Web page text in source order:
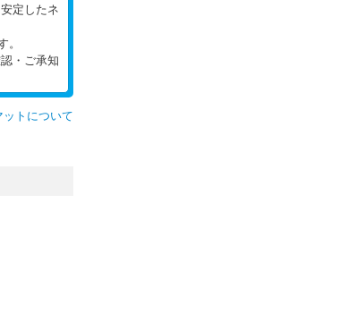
定したネ
。
・ご承知
トについて